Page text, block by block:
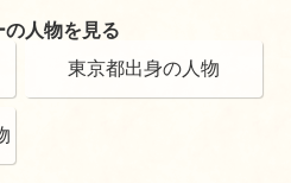
人物を見る
東京都出身の人物